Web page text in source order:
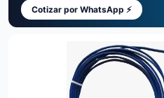
Cotizar por WhatsApp ⚡